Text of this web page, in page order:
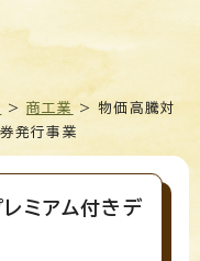
>商工業
> 物価高騰対
発行事業
ミアム付きデ